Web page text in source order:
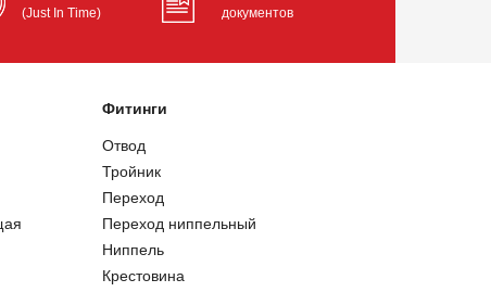
(Just In Time)
документов
Фитинги
Отвод
Тройник
Переход
Переход ниппельный
Ниппель
Крестовина